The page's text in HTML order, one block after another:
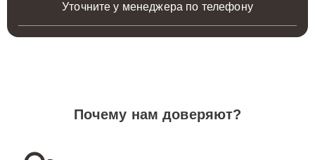
Уточните у менеджера по телефону
Почему нам доверяют?